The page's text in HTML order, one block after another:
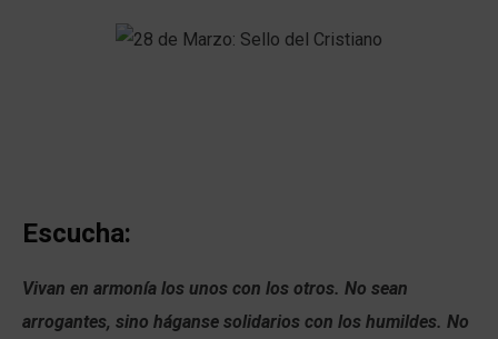
Escucha:
Vivan en armonía los unos con los otros. No sean
arrogantes, sino háganse solidarios con los humildes. No